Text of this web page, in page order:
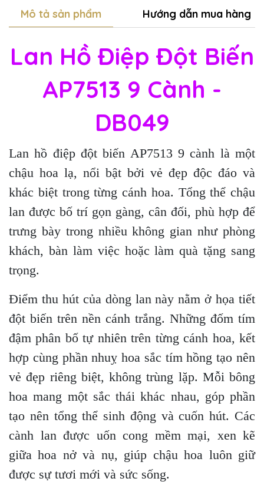
Mô tả sản phẩm Hướng dẫn mua hàng
Lan Hồ Điệp Đột Biến
AP7513 9 Cành -
DB049
Lan hồ điệp đột biến AP7513 9 cành là một
chậu hoa lạ, nổi bật bởi vẻ đẹp độc đáo và
khác biệt trong từng cánh hoa. Tổng thể chậu
lan được bố trí gọn gàng, cân đối, phù hợp để
trưng bày trong nhiều không gian như phòng
khách, bàn làm việc hoặc làm quà tặng sang
trọng.
Điểm thu hút của dòng lan này nằm ở họa tiết
đột biến trên nền cánh trắng. Những đốm tím
đậm phân bố tự nhiên trên từng cánh hoa, kết
hợp cùng phần nhuỵ hoa sắc tím hồng tạo nên
vẻ đẹp riêng biệt, không trùng lặp. Mỗi bông
hoa mang một sắc thái khác nhau, góp phần
tạo nên tổng thể sinh động và cuốn hút. Các
cành lan được uốn cong mềm mại, xen kẽ
giữa hoa nở và nụ, giúp chậu hoa luôn giữ
được sự tươi mới và sức sống.